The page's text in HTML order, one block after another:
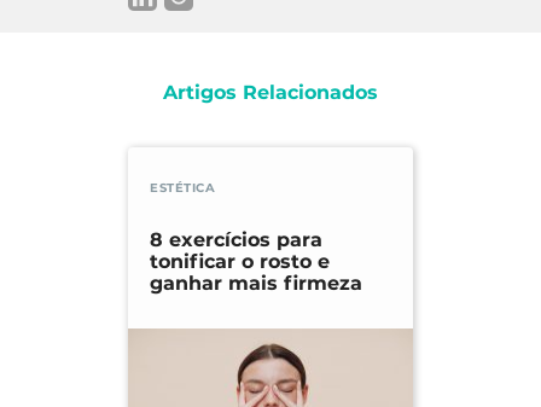
Artigos Relacionados
ESTÉTICA
8 exercícios para
tonificar o rosto e
ganhar mais firmeza